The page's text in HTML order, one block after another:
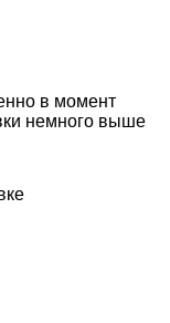
в момент
немного выше